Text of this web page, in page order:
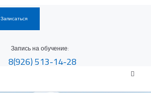
Записаться
Запись на обучение:
8(926)513-14-28